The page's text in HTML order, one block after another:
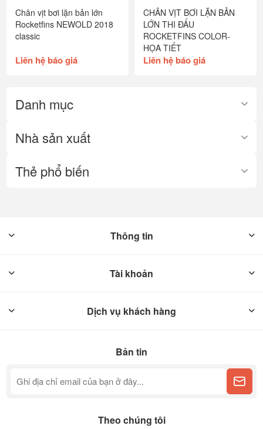
Danh mục
Nhà sản xuất
Thẻ phổ biến
Chân vịt bơi lặn bản lớn
Rocketfins NEWOLD 2018
classic
Liên hệ báo giá
CHÂN VỊT BƠI LẶN BẢN
LỚN THI ĐẤU
ROCKETFINS COLOR-
HỌA TIẾT
Liên hệ báo giá
Thông tin
Tài khoản
Dịch vụ khách hàng
Bản tin
Theo chúng tôi